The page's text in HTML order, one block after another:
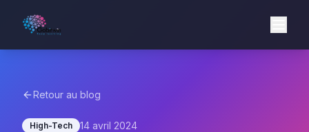
Retour au blog
High-Tech 14 avril 2024